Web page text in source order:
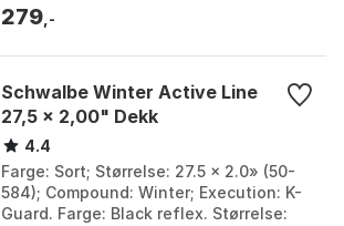
700C x 23, 700C x 25,...
279 ,-
Schwalbe Winter Active Line
27,5 x 2,00" Dekk
4.4
Farge: Sort; Størrelse: 27.5 x 2.0» (50-
584); Compound: Winter; Execution: K-
Guard. Farge: Black reflex. Størrelse: